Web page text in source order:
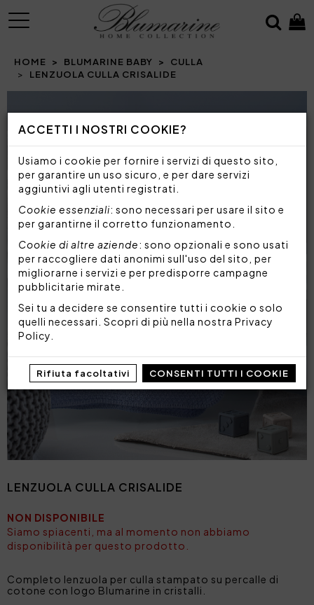
ACCETTI I NOSTRI COOKIE?
Usiamo i cookie per fornire i servizi di questo sito,
per garantire un uso sicuro, e per dare servizi
aggiuntivi agli utenti registrati.
Cookie essenziali: sono necessari per usare il sito e
per garantirne il corretto funzionamento.
Cookie di altre aziende: sono opzionali e sono usati
per raccogliere dati anonimi sull'uso del sito, per
migliorarne i servizi e per predisporre campagne
pubblicitarie mirate.
Sei tu a decidere se consentire tutti i cookie o solo
quelli necessari. Scopri di più nella nostra Privacy
Policy
Rifiuta facoltativi CONSENTI TUTTI I COOKIE
MENU
HOME BLUMARINE BABY
CULLA
LENZUOLA CULLA CRISALIDE
LENZUOLA CULLA CRISALIDE
NON DISPONIBILE
Siamo spiacenti, ma al momento non abbiamo
disponibilità per questo prodotto.
Completo lenzuola per culla stampato su percalle di
cotone con logo Blumarine in cristalli.